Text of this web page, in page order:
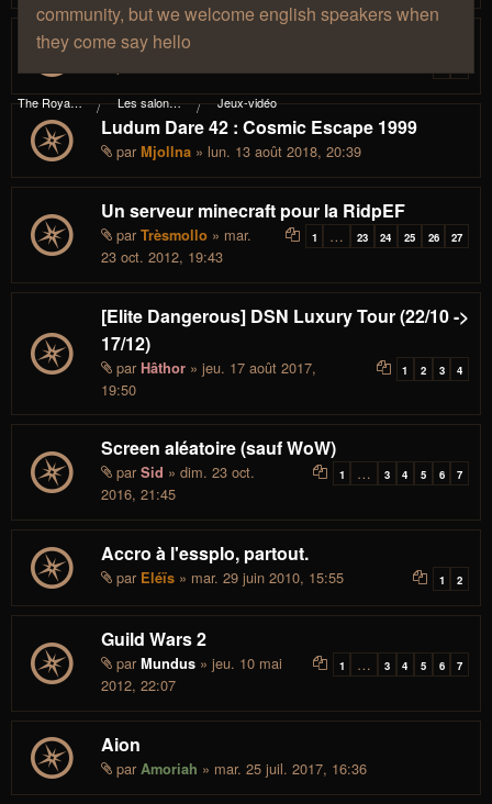
community, but we welcome english speakers when
they come say hello
The Royal I.d.P. Essploring Fundation Les salons du manoir Von Mortekai Jeux-vidéo
Les projets un peu tarés à Caradine
Ludum Dare 42 : Cosmic Escape 1999
par Mjollna » lun. 13 août 2018, 20:39
Un serveur minecraft pour la RidpEF
1 … 23 24 25 26 27
par Trèsmollo » mar.
23 oct. 2012, 19:43
[Elite Dangerous] DSN Luxury Tour (22/10 ->
17/12)
1 2 3 4
par Hâthor » jeu. 17 août 2017,
19:50
Screen aléatoire (sauf WoW)
1 … 3 4 5 6 7
par Sid » dim. 23 oct.
2016, 21:45
Accro à l'essplo, partout.
1 2
par Eléïs » mar. 29 juin 2010, 15:55
Guild Wars 2
1 … 3 4 5 6 7
par Mundus » jeu. 10 mai
2012, 22:07
Aion
par Amoriah » mar. 25 juil. 2017, 16:36